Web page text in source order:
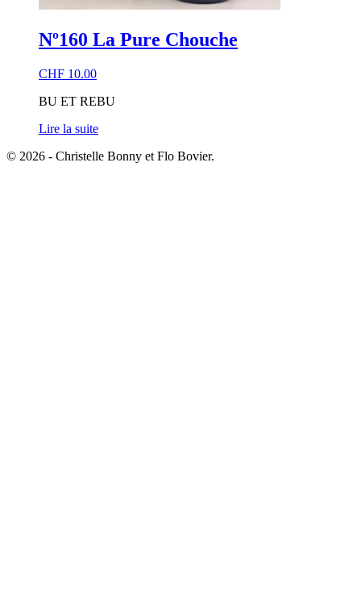
Nº160 La Pure Chouche
CHF 10.00
BU ET REBU
Lire la suite
© 2026 - Christelle Bonny et Flo Bovier.